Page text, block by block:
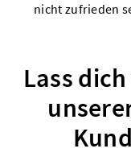
nicht zufrieden
Lass